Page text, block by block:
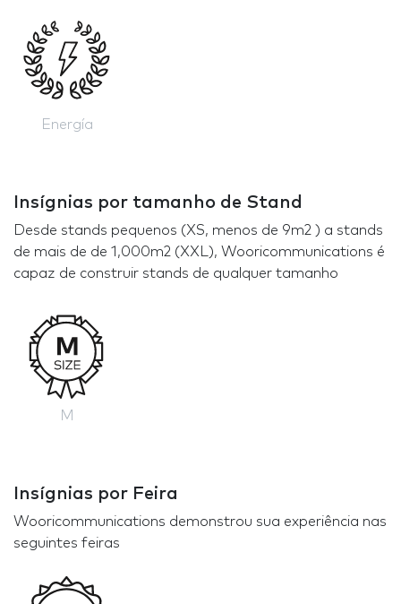
Energía
Insígnias por tamanho de Stand
Desde stands pequenos (XS, menos de 9m2 ) a stands
de mais de de 1,000m2 (XXL), Wooricommunications é
capaz de construir stands de qualquer tamanho
M
Insígnias por Feira
Wooricommunications demonstrou sua experiência nas
seguintes feiras